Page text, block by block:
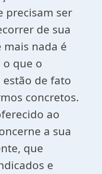
precisam ser
de sua
nada é
o que o
de fato
concretos.
ao
a sua
que
e